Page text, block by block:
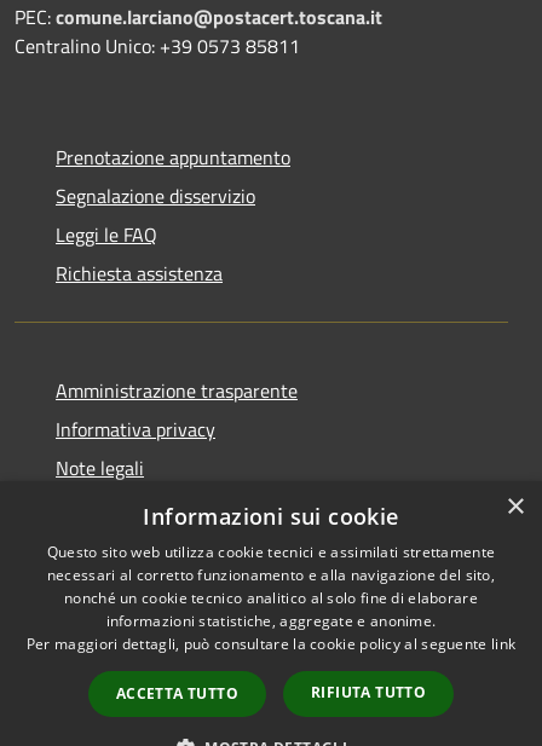
PEC:comune.larciano@postacert.toscana.it
Centralino Unico: +39 0573 85811
Prenotazione appuntamento
Segnalazione disservizio
Leggi le FAQ
Richiesta assistenza
Amministrazione trasparente
Informativa privacy
Note legali
Dichiarazione di accessibilità
Accessibilità
Copyright © 2026 • Comune di
Larciano • Powered by
Municipium•
Accesso
redazione
×
Informazioni sui cookie
Questo sito web utilizza cookie tecnici e assimilati strettamente
necessari al corretto funzionamento e alla navigazione del sito,
nonché un cookie tecnico analitico al solo fine di elaborare
informazioni statistiche, aggregate e anonime.
Per maggiori dettagli, può consultare la cookie policy al seguente link
ACCETTA TUTTO RIFIUTA TUTTO